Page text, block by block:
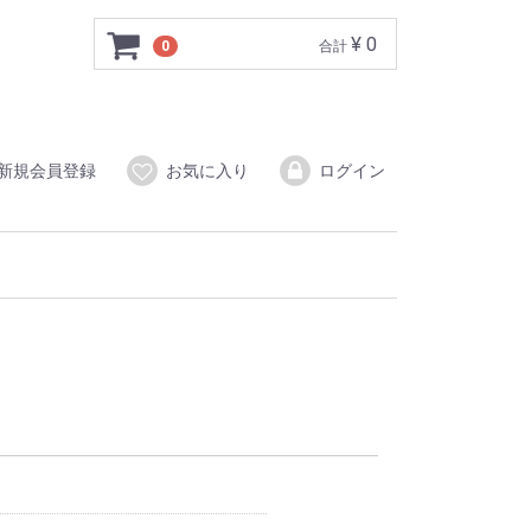
0 合計 ¥ 0
規会員登録 お気に入り ログイン